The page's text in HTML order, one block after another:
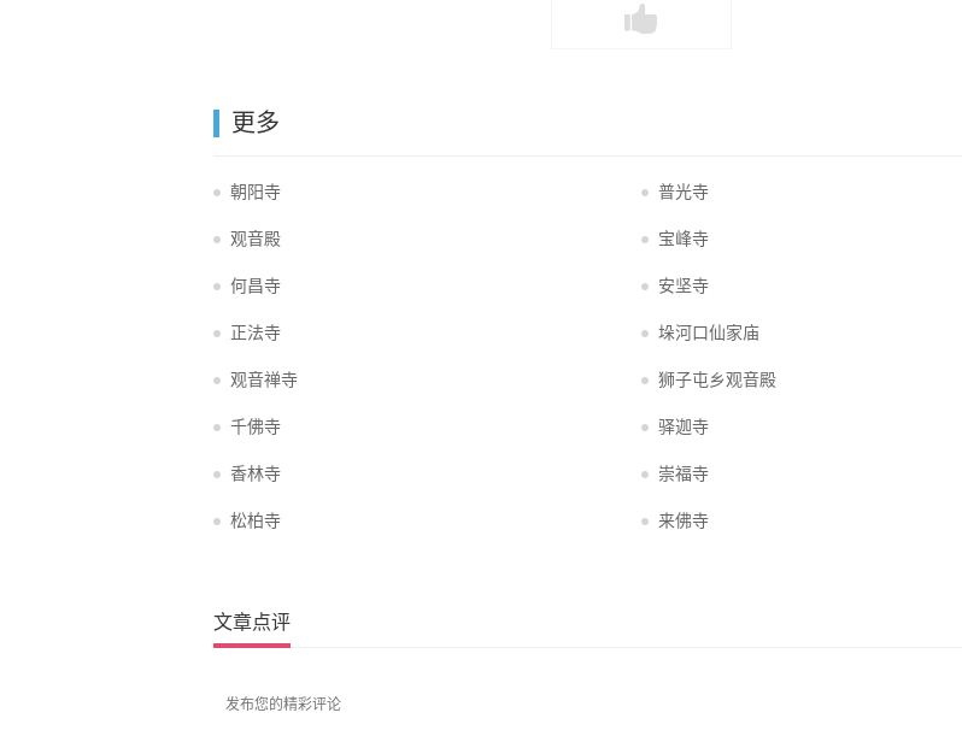
更多
朝阳寺 普光寺
观音殿 宝峰寺
何昌寺 安坚寺
正法寺 垛河口仙家庙
观音禅寺 狮子屯乡观音殿
千佛寺 驿迦寺
香林寺 崇福寺
松柏寺 来佛寺
文章点评